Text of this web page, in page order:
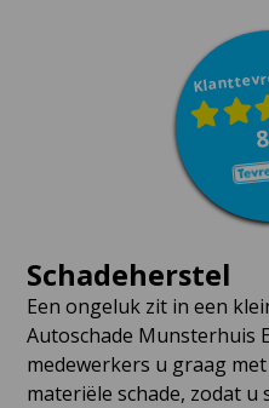
Schadeherstel
Een ongeluk zit in een
Autoschade Munsterhuis
medewerkers u graag
materiële schade, zodat u